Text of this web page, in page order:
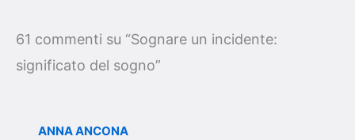
61 commenti su “Sognare un incidente:
significato del sogno”
ANNA ANCONA